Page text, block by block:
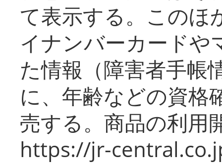
て表示する。このほ
イナンバーカードや
た情報（障害者手帳
に、年齢などの資格
売する。商品の利用
https://jr-